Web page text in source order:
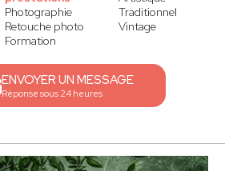
Photographie
Retouche photo
Formation
Traditionnel
Vintage
ENVOYER UN MESSAGE
Réponse sous 24 heures